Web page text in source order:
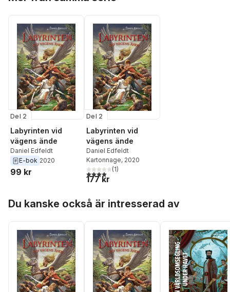
Del 2
Labyrinten vid
vägens ände
Daniel Edfeldt
E-bok 2020
99 kr
Del 2
Labyrinten vid
vägens ände
Daniel Edfeldt
Kartonnage, 2020
4,0utav 5 stjärnor. Totalt antal röster:
(1)
177 kr
Du kanske också är intresserad av